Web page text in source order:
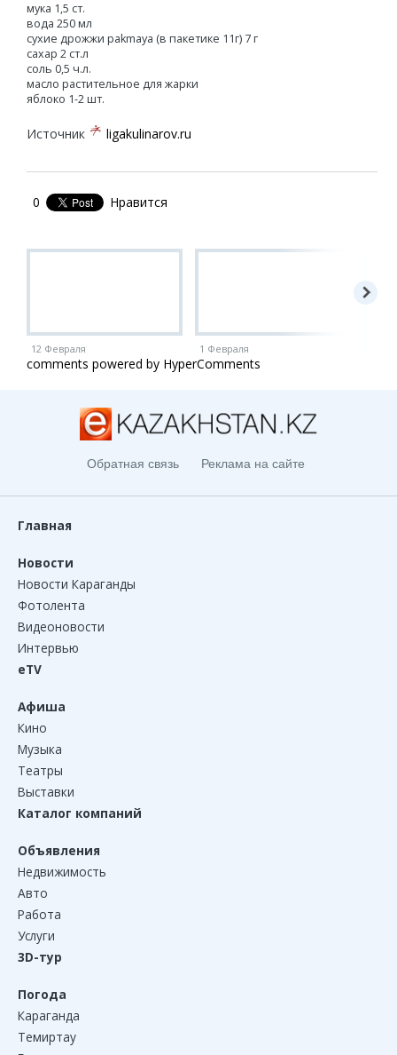
мука 1,5 ст.
вода 250 мл
сухие дрожжи pakmaya (в пакетике 11г) 7 г
сахар 2 ст.л
соль 0,5 ч.л.
масло растительное для жарки
яблоко 1-2 шт.
Источник ligakulinarov.ru
0 Нравится
12 Февраля 1 Февраля
comments powered by HyperComments
Обратная связь Реклама на сайте
Главная
Новости
Новости Караганды
Фотолента
Видеоновости
Интервью
eTV
Афиша
Кино
Музыка
Театры
Выставки
Каталог компаний
Объявления
Недвижимость
Авто
Работа
Услуги
3D-тур
Погода
Караганда
Темиртау